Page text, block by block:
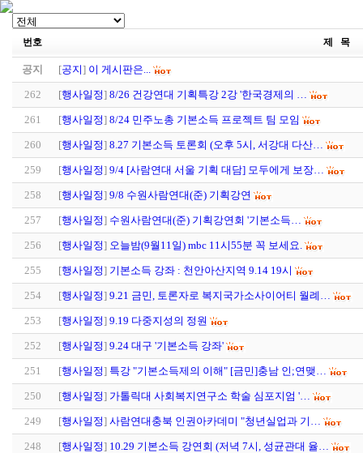
번호 제 목
공지 [공지] 이 게시판은...
262 [행사일정] 8/26 건강연대 기획특강 2강 '한국경제의 …
261 [행사일정] 8/24 민주노총 기본소득 프로젝트 팀 모임
260 [행사일정] 8.27 기본소득 토론회 (오후 5시, 서강대 다산…
259 [행사일정] 9/4 [사람연대 서울 기획 대담] 모두에게 보장…
258 [행사일정] 9/8 수원사람연대(준) 기획강연
257 [행사일정] 수원사람연대(준) 기획강연회 '기본소득…
256 [행사일정] 오늘밤(9월11일) mbc 11시55분 꼭 보세요.
255 [행사일정] 기본소득 강좌 : 천안아산지역 9.14 19시
254 [행사일정] 9.21 금민, 토론자로 복지국가소사이어티 월례…
253 [행사일정] 9.19 다중지성의 정원
252 [행사일정] 9.24 대구 '기본소득 강좌'
251 [행사일정] 특강 "기본소득제의 이해" [금민]충남 인;연맺…
250 [행사일정] 가톨릭대 사회복지연구소 학술 심포지엄 '…
249 [행사일정] 사람연대충북 인권아카데미 "청년실업과 기…
248 [행사일정] 10.29 기본소득 강연회 (저녁 7시, 성균관대 율…